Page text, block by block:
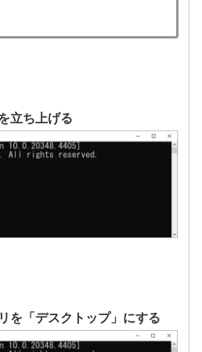
立ち上げる
を「デスクトップ」にする